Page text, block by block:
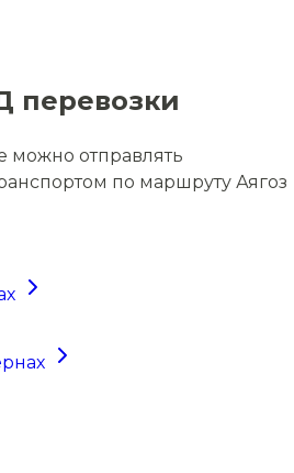
перевозки
можно отправлять
по маршруту Аягоз